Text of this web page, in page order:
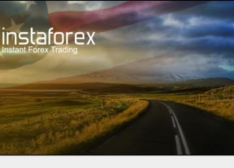
Untuk pedagang Analisis Forex